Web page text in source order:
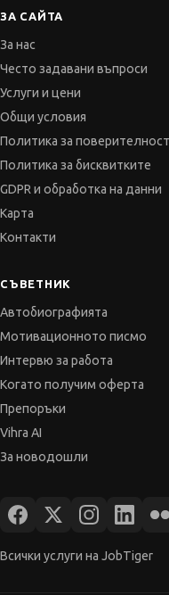
Услуги и цени
GDPR и обработка на данни
Автобиографията
Интервю за работа
Когато получим оферта